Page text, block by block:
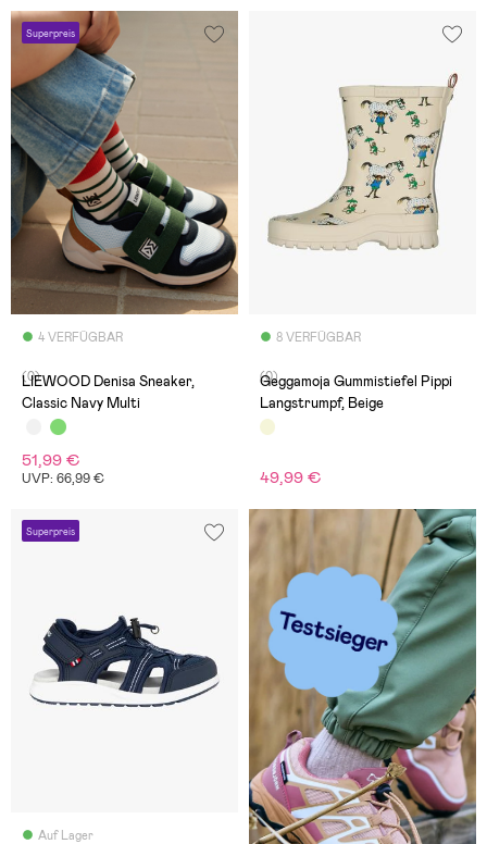
Superpreis
4 VERFÜGBAR
(0)
LIEWOOD Denisa Sneaker,
Classic Navy Multi
51,99 €
UVP: 66,99 €
8 VERFÜGBAR
(0)
Geggamoja Gummistiefel Pippi
Langstrumpf, Beige
49,99 €
Superpreis
Auf Lager